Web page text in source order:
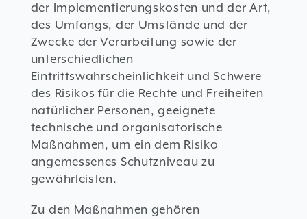
der Implementierungskosten und der Art,
des Umfangs, der Umstände und der
Zwecke der Verarbeitung sowie der
unterschiedlichen
Eintrittswahrscheinlichkeit und Schwere
des Risikos für die Rechte und Freiheiten
natürlicher Personen, geeignete
technische und organisatorische
Maßnahmen, um ein dem Risiko
angemessenes Schutzniveau zu
gewährleisten.
Zu den Maßnahmen gehören